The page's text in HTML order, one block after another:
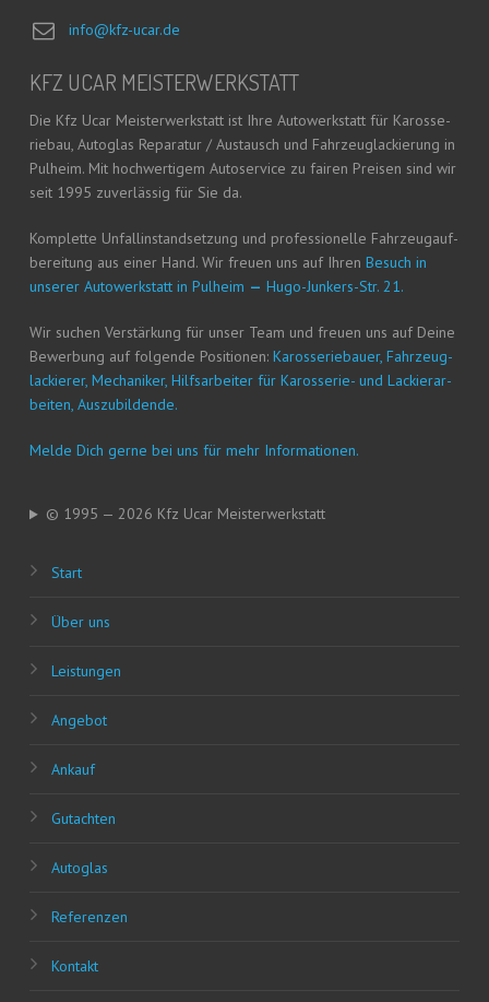
info@kfz-ucar.de
KFZ UCAR MEISTERWERKSTATT
Die Kfz Ucar Meis­ter­werk­statt ist Ihre Auto­werk­statt für Karos­se­
rie­bau, Auto­glas Repa­ra­tur / Aus­tausch und Fahr­zeug­la­ckie­rung in
Pul­heim. Mit hoch­wer­ti­gem Auto­ser­vice zu fai­ren Prei­sen sind wir
seit 1995 zuver­läs­sig für Sie da.
Kom­plet­te Unfall­in­stand­set­zung und pro­fes­sio­nel­le Fahr­zeug­auf­
be­rei­tung aus einer Hand. Wir freu­en uns auf Ihren Besuch in
unse­rer Auto­werk­statt in Pul­heim — Hugo-Jun­kers-Str. 21.
Wir suchen Ver­stär­kung für unser Team und freu­en uns auf Dei­ne
Bewer­bung auf fol­gen­de Posi­tio­nen: Karos­se­rie­bau­er, Fahr­zeug­
la­ckie­rer, Mecha­ni­ker, Hilfs­ar­bei­ter für Karos­se­rie- und Lackier­ar­
bei­ten, Auszubildende.
Mel­de Dich ger­ne bei uns für mehr Informationen.
© 1995 — 2026 Kfz Ucar Meisterwerkstatt
Start
Über uns
Leis­tun­gen
Ange­bot
Ankauf
Gut­ach­ten
Auto­glas
Refe­ren­zen
Kon­takt